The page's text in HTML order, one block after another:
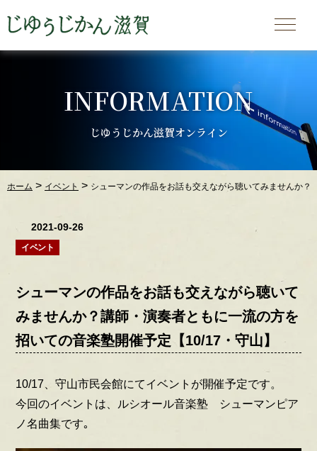
INFORMATION
じゆうじかん滋賀オンライン
ホーム > イベント > シューマンの作品をお話も交えながら聴いてみませんか
2021-09-26
イベント
シューマンの作品をお話も交えながら聴いて
みませんか？講師・演奏者ともに一流の方を
招いての音楽塾開催予定【10/17・守山】
10/17、守山市民会館にてイベントが開催予定です。
今回のイベントは、ルシオール音楽塾 シューマンピア
ノ名曲集です｡